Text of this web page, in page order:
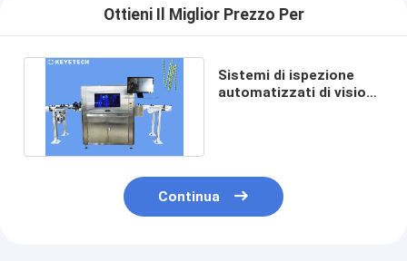
Ottieni Il Miglior Prezzo Per
Sistemi di ispezione
automatizzati di visione
Continua